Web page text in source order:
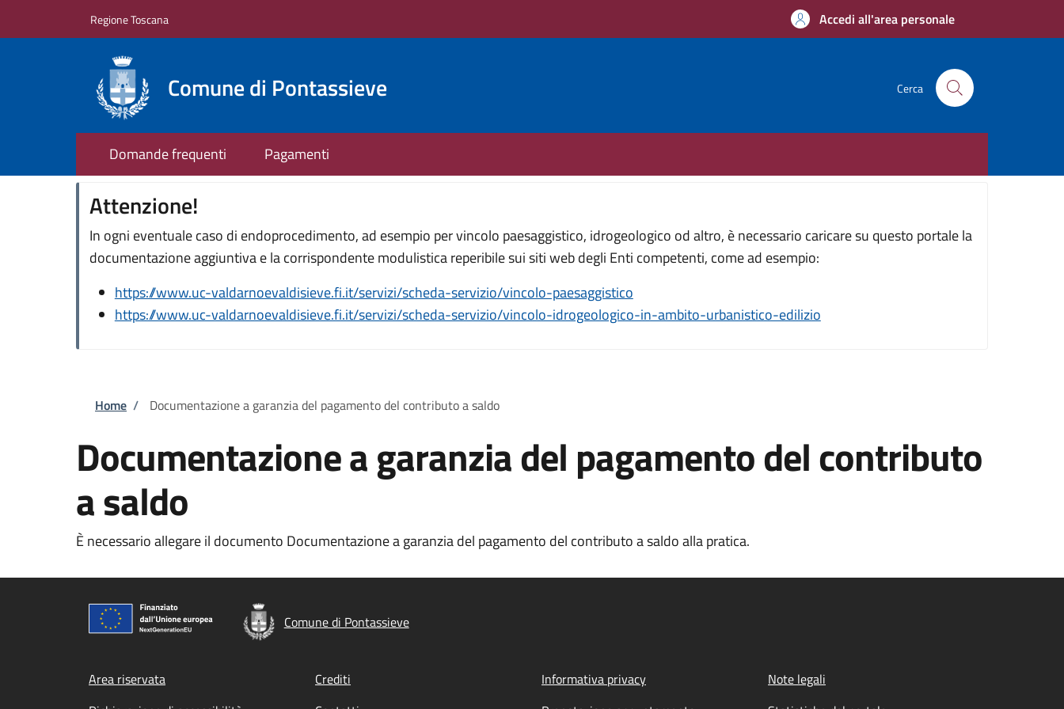
Regione Toscana Accedi all'area personale
Comune di Pontassieve Cerca
Domande frequenti Pagamenti
Attenzione!
In ogni eventuale caso di endoprocedimento, ad esempio per vincolo paesaggistico, idrogeologico od altro, è necessario caricare su questo portale la
documentazione aggiuntiva e la corrispondente modulistica reperibile sui siti web degli Enti competenti, come ad esempio:
https://www.uc-valdarnoevaldisieve.fi.it/servizi/scheda-servizio/vincolo-paesaggistico
https://www.uc-valdarnoevaldisieve.fi.it/servizi/scheda-servizio/vincolo-idrogeologico-in-ambito-urbanistico-edilizio
Briciole di pane
Home / Documentazione a garanzia del pagamento del contributo a saldo
Documentazione a garanzia del pagamento del contributo
a saldo
È necessario allegare il documento Documentazione a garanzia del pagamento del contributo a saldo alla pratica.
Comune di Pontassieve
Footer menu
Area riservata Crediti Informativa privacy
Note legali